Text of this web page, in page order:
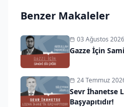
Benzer Makaleler
03 Ağustos 2026
Gazze İçin
24 Temmuz
Sevr İhanetse
Başyapıtıdır!